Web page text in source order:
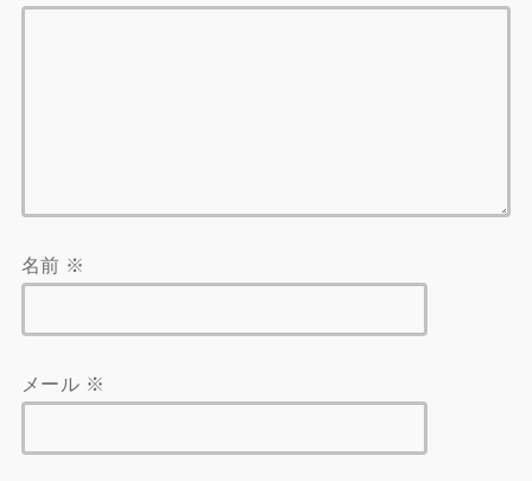
名前 ※
メール ※